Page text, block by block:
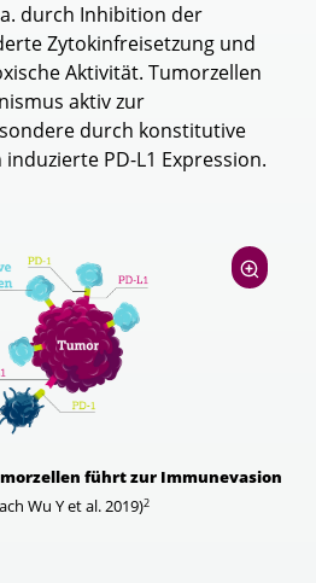
durch Inhibition der
Zytokinfreisetzung und
Aktivität. Tumorzellen
aktiv zur
durch konstitutive
PD-L1 Expression.
führt zur Immunevasion
Wu Y et al. 2019)2